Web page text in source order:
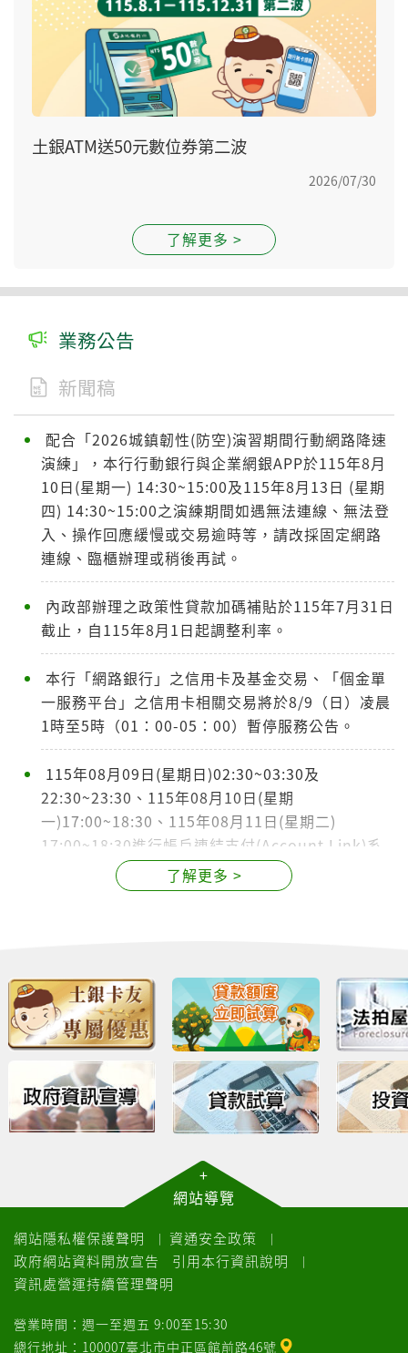
土銀ATM送50元數位券第二波
2026/07/30
了解更多 >
業務公告
新聞稿
配合「2026城鎮韌性(防空)演習期間行動網路降速
演練」，本行行動銀行與企業網銀APP於115年8月
10日(星期一) 14:30~15:00及115年8月13日 (星期
四) 14:30~15:00之演練期間如遇無法連線、無法登
入、操作回應緩慢或交易逾時等，請改採固定網路
連線、臨櫃辦理或稍後再試。
內政部辦理之政策性貸款加碼補貼於115年7月31日
截止，自115年8月1日起調整利率。
本行「網路銀行」之信用卡及基金交易、「個金單
一服務平台」之信用卡相關交易將於8/9（日）凌晨
1時至5時（01：00-05：00）暫停服務公告。
115年08月09日(星期日)02:30~03:30及
22:30~23:30、115年08月10日(星期
一)17:00~18:30、115年08月11日(星期二)
17:00~18:30進行帳戶連結支付(Account Link)系
統維護公告
了解更多 >
+
網站導覽
網站隱私權保護聲明 ｜ 資通安全政策 ｜
政府網站資料開放宣告 引用本行資訊說明 ｜
資訊處營運持續管理聲明
營業時間：週一至週五 9:00至15:30
總行地址：100007臺北市中正區館前路46號